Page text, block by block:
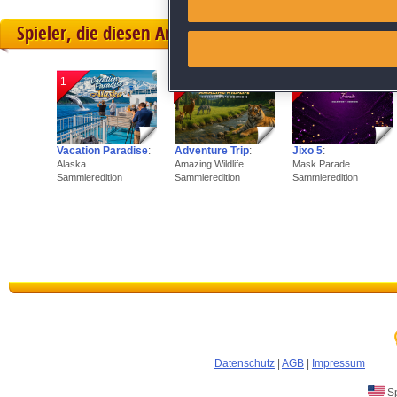
Spieler, die diesen Artikel gekauft haben, spielten
1
Vacation Paradise:
Alaska
Sammleredition
Adventure Trip:
Amazing Wildlife
Sammleredition
Jixo 5:
Mask Parade
Sammleredition
Datenschutz AGB Impressum
Save and communicate